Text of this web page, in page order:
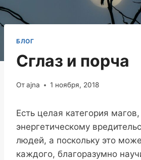
БЛОГ
Сглаз и порча
Отajna 1 ноября, 2018
Есть целая категория
энергетическому
людей, а поскольку это
каждого, благоразумно